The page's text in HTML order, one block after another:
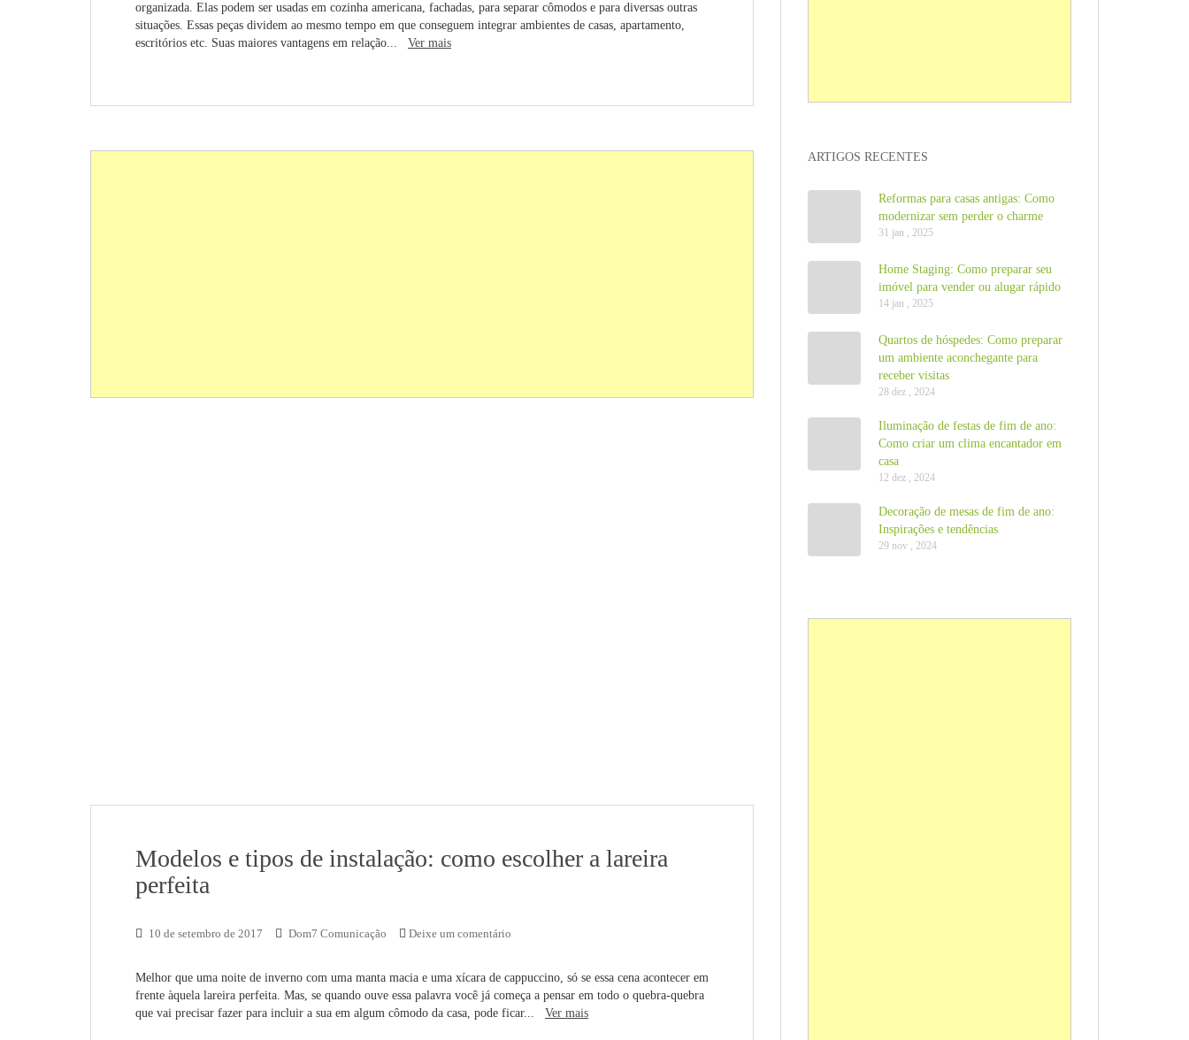
organizada. Elas podem ser usadas em cozinha americana, fachadas, para separar cômodos e para diversas outras
situações. Essas peças dividem ao mesmo tempo em que conseguem integrar ambientes de casas, apartamento,
escritórios etc. Suas maiores vantagens em relação... Ver mais
Modelos e tipos de instalação: como escolher a lareira
perfeita
10 de setembro de 2017 Dom7 Comunicação Deixe um comentário
Melhor que uma noite de inverno com uma manta macia e uma xícara de cappuccino, só se essa cena acontecer em
frente àquela lareira perfeita. Mas, se quando ouve essa palavra você já começa a pensar em todo o quebra-quebra
que vai precisar fazer para incluir a sua em algum cômodo da casa, pode ficar... Ver mais
ARTIGOS RECENTES
Reformas para casas antigas: Como
modernizar sem perder o charme
31 jan , 2025
Home Staging: Como preparar seu
imóvel para vender ou alugar rápido
14 jan , 2025
Quartos de hóspedes: Como preparar
um ambiente aconchegante para
receber visitas
28 dez , 2024
Iluminação de festas de fim de ano:
Como criar um clima encantador em
casa
12 dez , 2024
Decoração de mesas de fim de ano:
Inspirações e tendências
29 nov , 2024